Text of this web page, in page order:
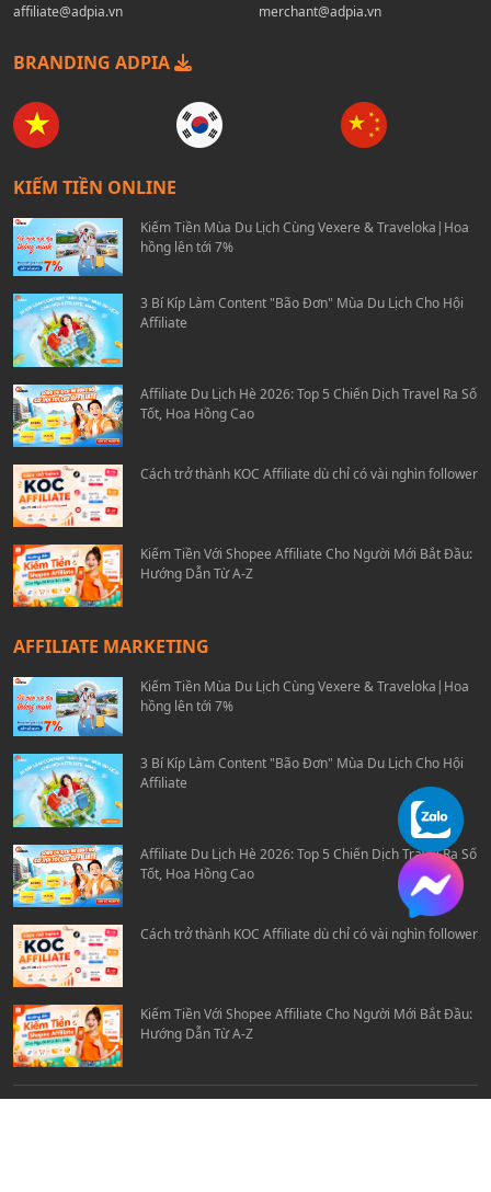
affiliate@adpia.vn
merchant@adpia.vn
BRANDING ADPIA
KIẾM TIỀN ONLINE
Kiếm Tiền Mùa Du Lịch Cùng Vexere & Traveloka|Hoa
hồng lên tới 7%
3 Bí Kíp Làm Content "Bão Đơn" Mùa Du Lịch Cho Hội
Affiliate
Affiliate Du Lịch Hè 2026: Top 5 Chiến Dịch Travel Ra Số
Tốt, Hoa Hồng Cao
Cách trở thành KOC Affiliate dù chỉ có vài nghìn follower
Kiếm Tiền Với Shopee Affiliate Cho Người Mới Bắt Đầu:
Hướng Dẫn Từ A-Z
AFFILIATE MARKETING
Kiếm Tiền Mùa Du Lịch Cùng Vexere & Traveloka|Hoa
hồng lên tới 7%
3 Bí Kíp Làm Content "Bão Đơn" Mùa Du Lịch Cho Hội
Affiliate
Affiliate Du Lịch Hè 2026: Top 5 Chiến Dịch Travel Ra Số
Tốt, Hoa Hồng Cao
Cách trở thành KOC Affiliate dù chỉ có vài nghìn follower
Kiếm Tiền Với Shopee Affiliate Cho Người Mới Bắt Đầu:
Hướng Dẫn Từ A-Z